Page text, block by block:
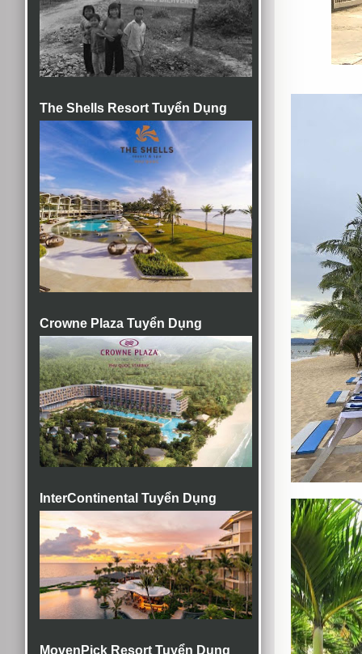
The Shells Resort Tuyển Dụng
Crowne Plaza Tuyển Dụng
InterContinental Tuyển Dụng
MovenPick Resort Tuyển Dụng